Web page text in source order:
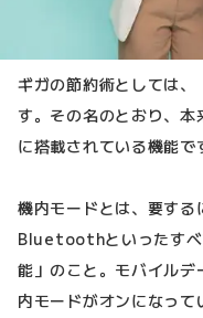
ギガの節約術としては
す。その名のとおり、
に搭載されている機能で
機内モードとは、要する
Bluetoothといったすべ
能」のこと。モバイル
内モードがオンになっ